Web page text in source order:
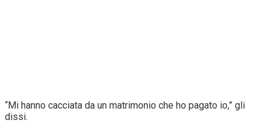
“Mi hanno cacciata da un matrimonio che ho pagato io,” gli
dissi.